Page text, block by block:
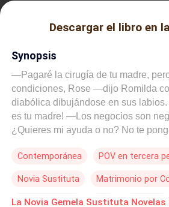
Descargar el libro en
Synopsis
—Pagaré la cirugía de tu madre,
condiciones, Rose —dijo Romilda
diabólica dibujándose en sus
es tu madre! —Los negocios son
¿Quieres mi ayuda o no? No te
quieres, Romilda? —Entrégale tu
dinero para cubrir la cirugía de su
ve obligada a aceptar la
Contemporánea POV en tercera
Novia Sustituta Matrimonio por
Amor Prohibido CEO Gemelos